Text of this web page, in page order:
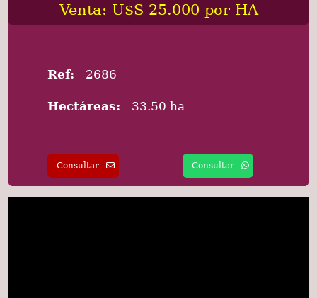
Venta: U$S 25.000 por HA
Ref: 2686
Hectáreas: 33.50 ha
Consultar Consultar